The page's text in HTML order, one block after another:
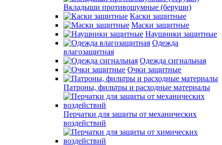
Вкладыши противошумные (беруши)
Каски защитные
Маски защитные
Наушники защитные
Одежда
влагозащитная
Одежда сигнальная
Очки защитные
Патроны, фильтры и расходные материалы
Перчатки для защиты от механических
воздействий